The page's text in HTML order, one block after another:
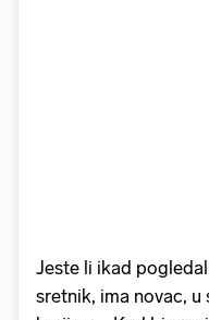
Jeste li ikad
sretnik, ima novac,